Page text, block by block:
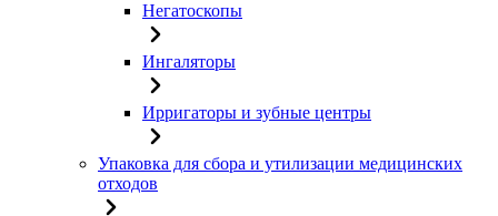
Негатоскопы
Ингаляторы
Ирригаторы и зубные центры
Упаковка для сбора и утилизации медицинских
отходов